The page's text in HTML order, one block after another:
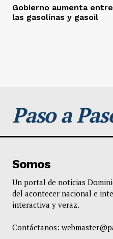
Gobierno aumenta entre
las gasolinas y gasoil
Paso a
Somos
Un portal de noticias
del acontecer nacional e
interactiva y veraz.
Contáctanos: